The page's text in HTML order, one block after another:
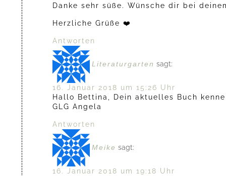
Danke sehr süße. Wünsche dir bei
Herzliche Grüße ❤️
Antworten
Literaturgarten sagt:
16. Januar 2018 um 15:26 Uhr
Hallo Bettina, Dein aktuelles Buch
GLG Angela
Antworten
Meike sagt:
16. Januar 2018 um 19:18 Uhr